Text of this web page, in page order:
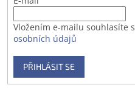
Vložením e-mailu souhlasíte s
osobních údajů
PŘIHLÁSIT SE